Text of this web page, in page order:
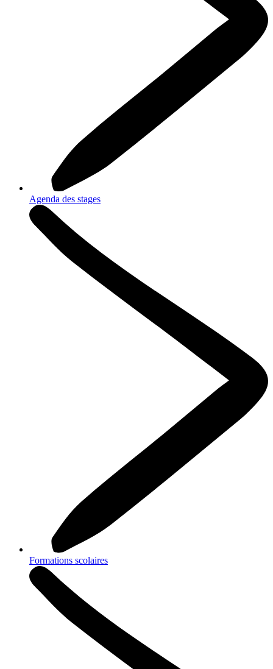
Agenda des stages
Formations scolaires